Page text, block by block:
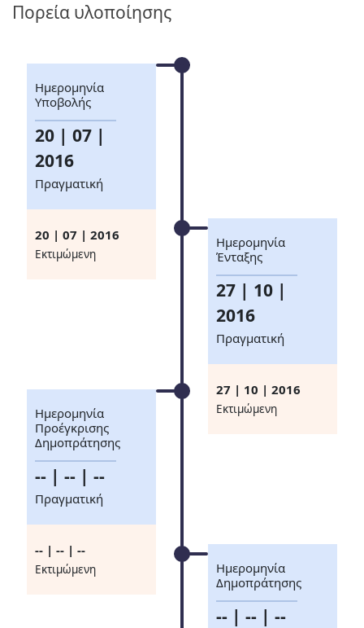
Πορεία υλοποίησης
Ημερομηνία
Υποβολής
20 | 07 |
2016
Πραγματική
20 | 07 | 2016
Eκτιμώμενη
Ημερομηνία
Ένταξης
27 | 10 |
2016
Πραγματική
27 | 10 | 2016
Eκτιμώμενη
Ημερομηνία
Προέγκρισης
Δημοπράτησης
-- | -- | --
Πραγματική
-- | -- | --
Eκτιμώμενη
Ημερομηνία
Δημοπράτησης
-- | -- | --